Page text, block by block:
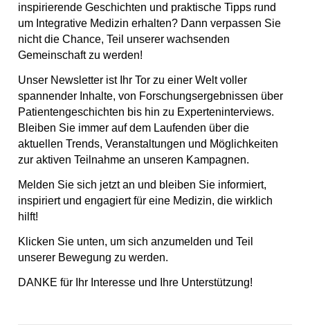
o
k
r
a
m
e
t
inspirierende Geschichten und praktische Tipps rund
um Integrative Medizin erhalten? Dann verpassen Sie
nicht die Chance, Teil unserer wachsenden
Gemeinschaft zu werden!
Unser Newsletter ist Ihr Tor zu einer Welt voller
spannender Inhalte, von Forschungsergebnissen über
Patientengeschichten bis hin zu Experteninterviews.
Bleiben Sie immer auf dem Laufenden über die
aktuellen Trends, Veranstaltungen und Möglichkeiten
zur aktiven Teilnahme an unseren Kampagnen.
Melden Sie sich jetzt an und bleiben Sie informiert,
inspiriert und engagiert für eine Medizin, die wirklich
hilft!
Klicken Sie unten, um sich anzumelden und Teil
unserer Bewegung zu werden.
DANKE für Ihr Interesse und Ihre Unterstützung!